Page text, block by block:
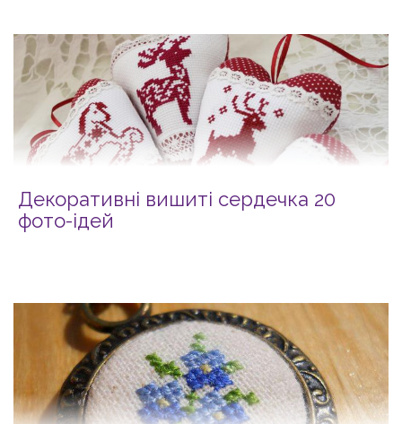
Декоративні вишиті сердечка 20
фото-ідей